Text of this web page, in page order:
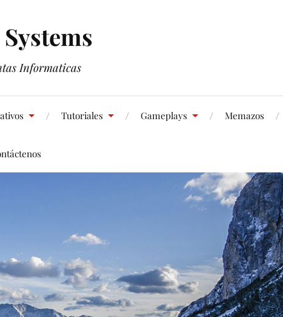
Informaticas
Tutoriales Gameplays Memazos